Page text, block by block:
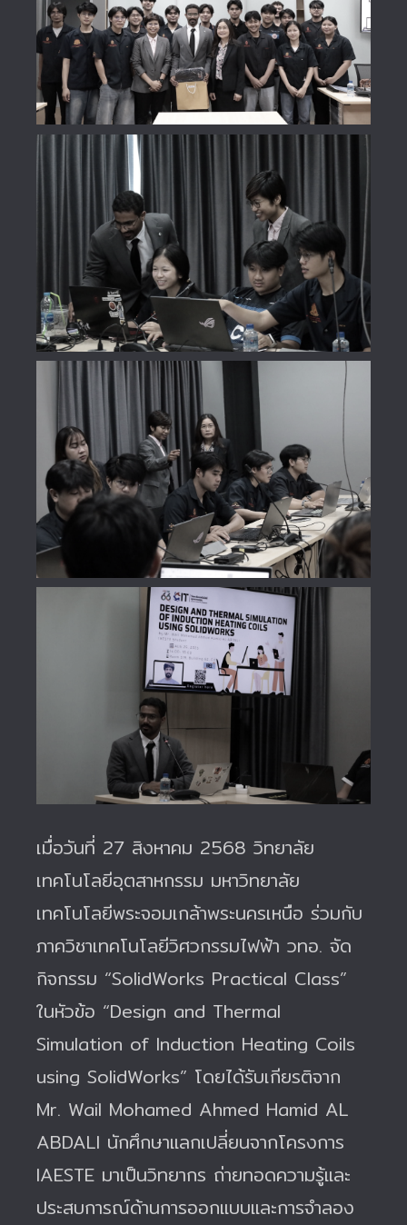
เมื่อวันที่ 27 สิงหาคม 2568 วิทยาลัย
เทคโนโลยีอุตสาหกรรม มหาวิทยาลัย
เทคโนโลยีพระจอมเกล้าพระนครเหนือ ร่วมกับ
ภาควิชาเทคโนโลยีวิศวกรรมไฟฟ้า วทอ. จัด
กิจกรรม “SolidWorks Practical Class”
ในหัวข้อ “Design and Thermal
Simulation of Induction Heating Coils
using SolidWorks” โดยได้รับเกียรติจาก
Mr. Wail Mohamed Ahmed Hamid AL
ABDALI นักศึกษาแลกเปลี่ยนจากโครงการ
IAESTE มาเป็นวิทยากร ถ่ายทอดความรู้และ
ประสบการณ์ด้านการออกแบบและการจำลอง